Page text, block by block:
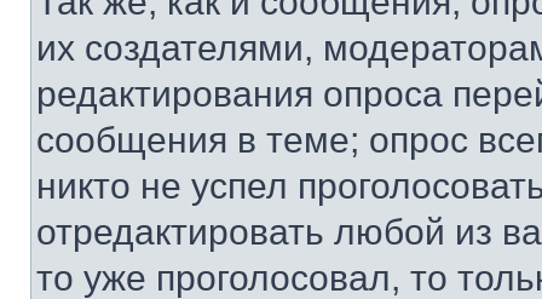
их создателями,
редактирования опроса
сообщения в теме; опрос
никто не успел
отредактировать любой из
то уже проголосовал, то